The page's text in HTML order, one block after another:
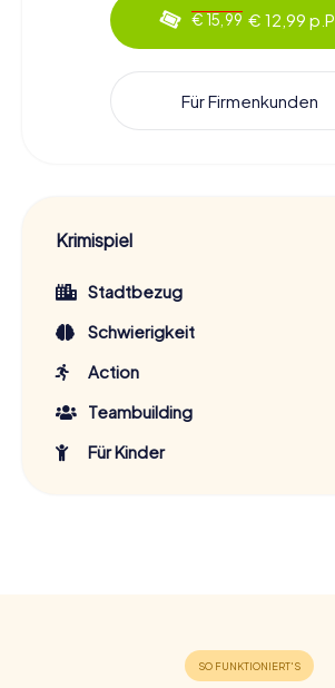
€ 15,99 € 12,99 p.P.
Für Firmenkunden
Krimispiel
Stadtbezug
Schwierigkeit
Action
Teambuilding
Für Kinder